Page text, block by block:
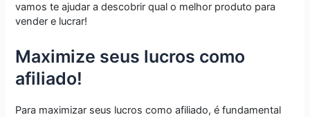
vamos te ajudar a descobrir qual o melhor produto para
vender e lucrar!
Maximize seus lucros como
afiliado!
Para maximizar seus lucros como afiliado, é fundamental